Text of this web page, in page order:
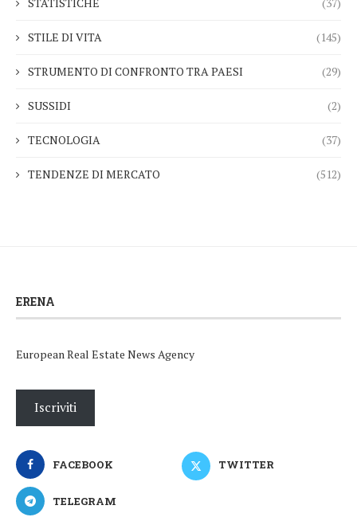
STILE DI VITA (145)
STRUMENTO DI CONFRONTO TRA PAESI (29)
SUSSIDI (2)
TECNOLOGIA (37)
TENDENZE DI MERCATO (512)
ERENA
European Real Estate News Agency
Iscriviti
FACEBOOK TWITTER
TELEGRAM